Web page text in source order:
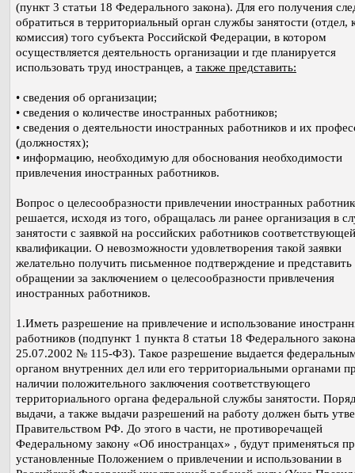
(пункт 3 статьи 18 Федерального закона). Для его получения
обратиться в территориальный орган службы занятости (отдел,
комиссия) того субъекта Российской Федерации, в котором
осуществляется деятельность организации и где планируется
использовать труд иностранцев, а также представить:
• сведения об организации;
• сведения о количестве иностранных работников;
• сведения о деятельности иностранных работников и их
(должностях);
• информацию, необходимую для обоснования необходимости
привлечения иностранных работников.
Вопрос о целесообразности привлечении иностранных
решается, исходя из того, обращалась ли ранее организация в
занятости с заявкой на российских работников соответствующей
квалификации. О невозможности удовлетворения такой заявки
желательно получить письменное подтверждение и представить
обращении за заключением о целесообразности привлечения
иностранных работников.
1.Иметь разрешение на привлечение и использование
работников (подпункт 1 пункта 8 статьи 18 Федерального
25.07.2002 № 115-ФЗ). Такое разрешение выдается
органом внутренних дел или его территориальными органами
наличии положительного заключения соответствующего
территориального органа федеральной службы занятости.
выдачи, а также выдачи разрешений на работу должен быть
Правительством РФ. До этого в части, не противоречащей
Федеральному закону «Об иностранцах» , будут применяться
установленные Положением о привлечении и использовании в